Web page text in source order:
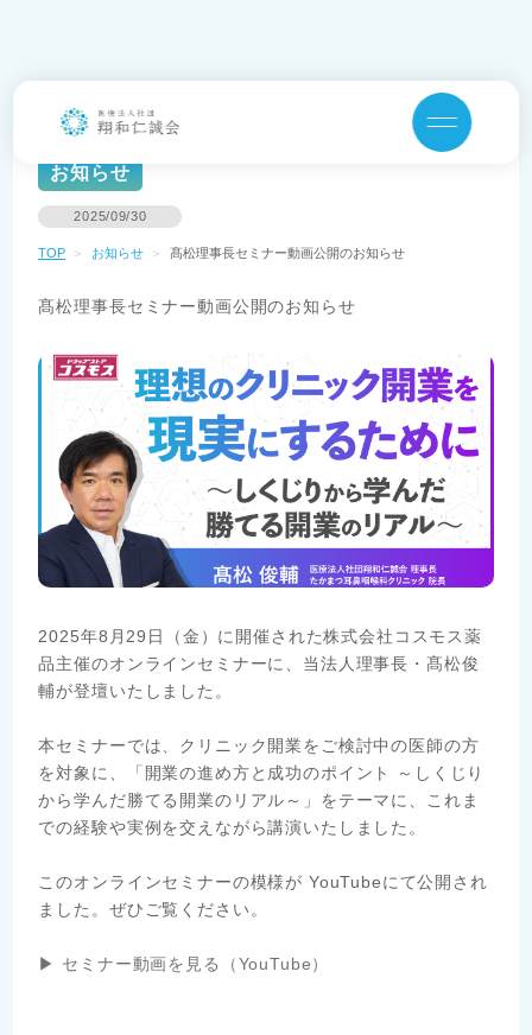
トップ
翔和仁誠会について
私たちの目指す医療
クリニック・医師紹介
SDGs
治療内容
お知らせ
2025/09/30
TOP ＞ お知らせ ＞ 髙松理事長セミナー動画公開のお知らせ
髙松理事長セミナー動画公開のお知らせ
2025年8月29日（金）に開催された株式会社コスモス薬
品主催のオンラインセミナーに、当法人理事長・髙松俊
輔が登壇いたしました。
本セミナーでは、クリニック開業をご検討中の医師の方
を対象に、「開業の進め方と成功のポイント ～しくじり
から学んだ勝てる開業のリアル～」をテーマに、これま
での経験や実例を交えながら講演いたしました。
このオンラインセミナーの模様が YouTubeにて公開され
ました。ぜひご覧ください。
▶ セミナー動画を見る（YouTube）